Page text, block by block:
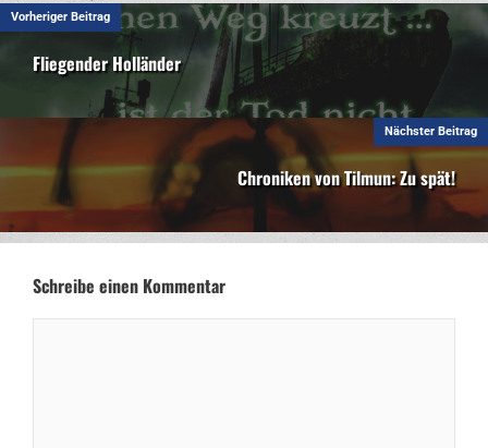
Vorheriger Beitrag
Fliegender Holländer
Nächster Beitrag
Chroniken von Tilmun: Zu spät!
Schreibe einen Kommentar